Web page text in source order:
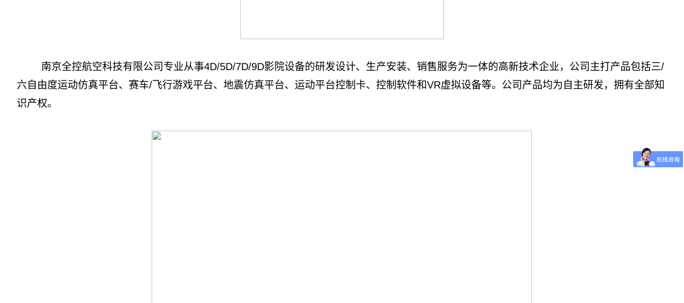
南京全控航空科技有限公司专业从事4D/5D/7D/9D影院设备的研发设计、生产安装、销售服务为一体的高新技术企业，公司主打产品包括三/
六自由度运动仿真平台、赛车/飞行游戏平台、地震仿真平台、运动平台控制卡、控制软件和VR虚拟设备等。公司产品均为自主研发，拥有全部知
识产权。